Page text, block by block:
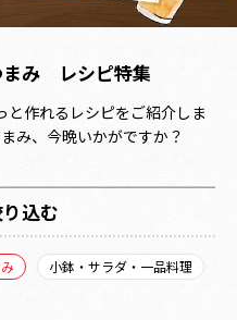
み レシピ特集
と作れるレシピをご紹介しま
み、今晩いかがですか？
込む
小鉢・サラダ・一品料理